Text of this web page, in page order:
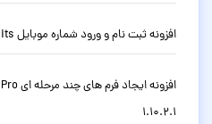
افزونه ثبت نام و ورود شماره موبایل Digits وردپرس نسخه 9.2
1.10.2.1